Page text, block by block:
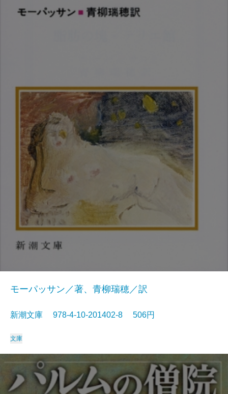
モーパッサン／著、青柳瑞穂／訳
新潮文庫 978-4-10-201402-8 506円
文庫